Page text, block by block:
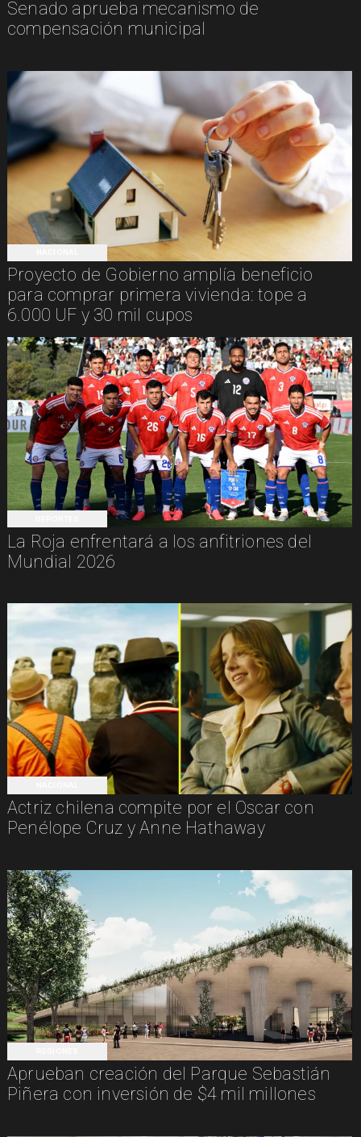
Senado aprueba mecanismo de
compensación municipal
Proyecto de Gobierno amplía beneficio
para comprar primera vivienda: tope a
6.000 UF y 30 mil cupos
La Roja enfrentará a los anfitriones del
Mundial 2026
Actriz chilena compite por el Oscar con
Penélope Cruz y Anne Hathaway
Aprueban creación del Parque Sebastián
Piñera con inversión de $4 mil millones